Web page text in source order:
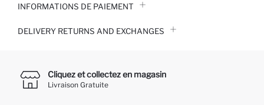
INFORMATIONS DE PAIEMENT
DELIVERY RETURNS AND EXCHANGES
Cliquez et collectez en magasin
Livraison Gratuite